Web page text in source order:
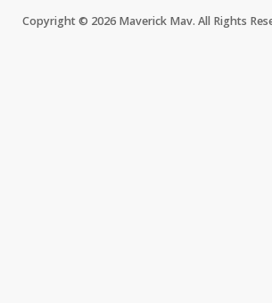
Copyright © 2026 Maverick Mav. All Rights